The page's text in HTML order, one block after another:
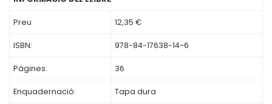
Preu 12,35 €
ISBN: 978-84-17638-14-6
Pàgines: 36
Enquadernació: Tapa dura